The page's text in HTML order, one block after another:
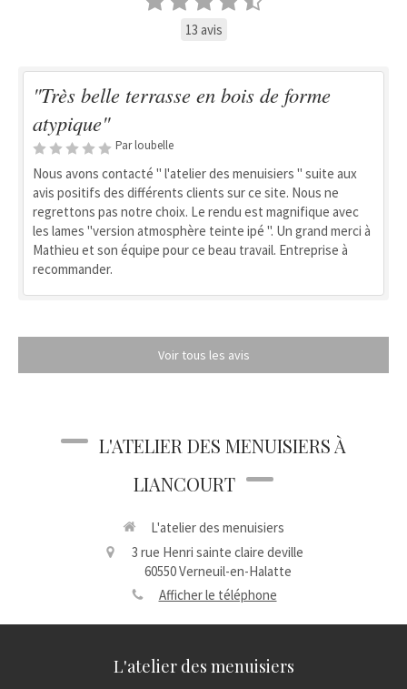
13 avis
"Très belle terrasse en bois de forme
atypique"
Par loubelle
Nous avons contacté " l'atelier des menuisiers " suite aux
avis positifs des différents clients sur ce site. Nous ne
regrettons pas notre choix. Le rendu est magnifique avec
les lames "version atmosphère teinte ipé ". Un grand merci à
Mathieu et son équipe pour ce beau travail. Entreprise à
recommander.
Voir tous les avis
L'ATELIER DES MENUISIERS À
LIANCOURT
L'atelier des menuisiers
3 rue Henri sainte claire deville
60550Verneuil-en-Halatte
Afficher le téléphone
L'atelier des menuisiers